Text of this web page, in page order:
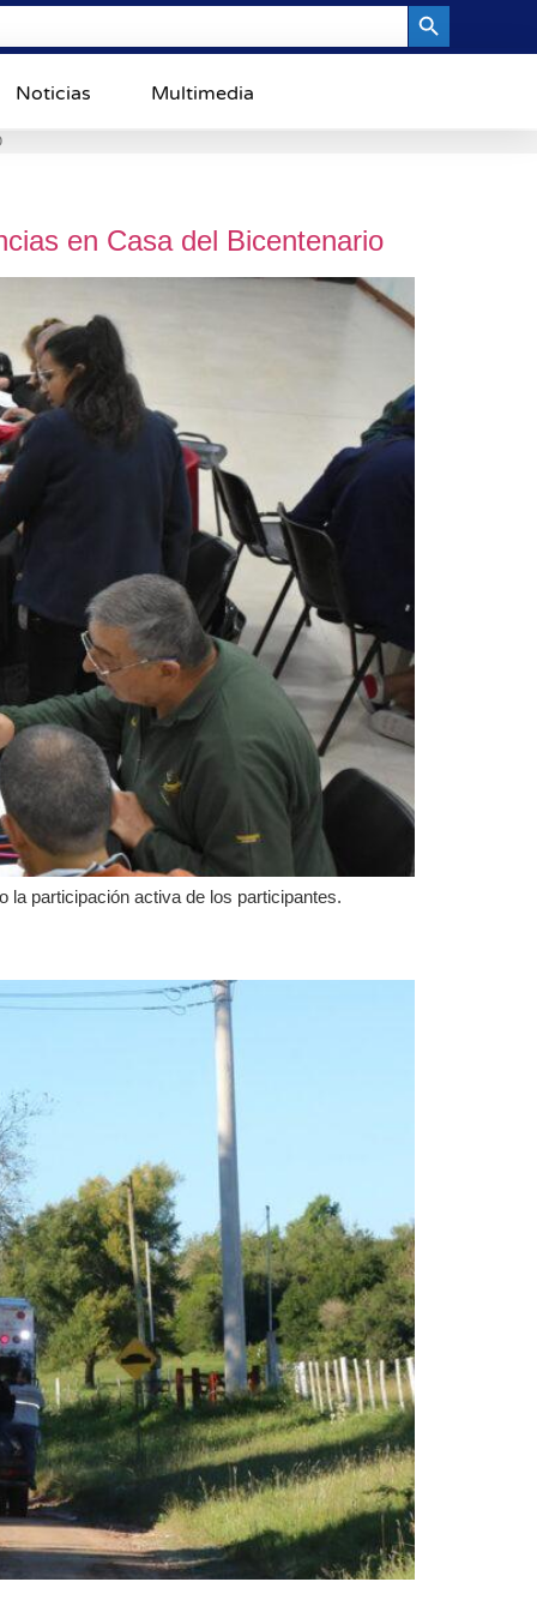
Noticias Multimedia
en Casa del Bicentenario
la participación activa de los participantes.